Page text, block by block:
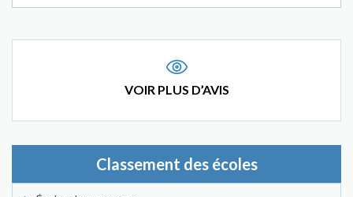
VOIR PLUS D’AVIS
Classement des écoles